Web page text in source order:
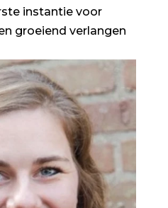
instantie voor
groeiend verlangen